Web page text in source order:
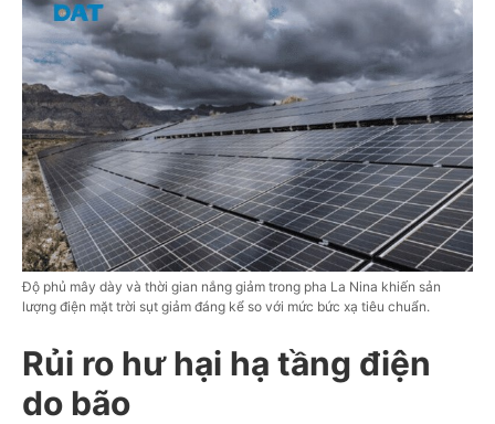
Độ phủ mây dày và thời gian nắng giảm trong pha La Nina khiến sản
lượng điện mặt trời sụt giảm đáng kể so với mức bức xạ tiêu chuẩn.
Rủi ro hư hại hạ tầng điện
do bão